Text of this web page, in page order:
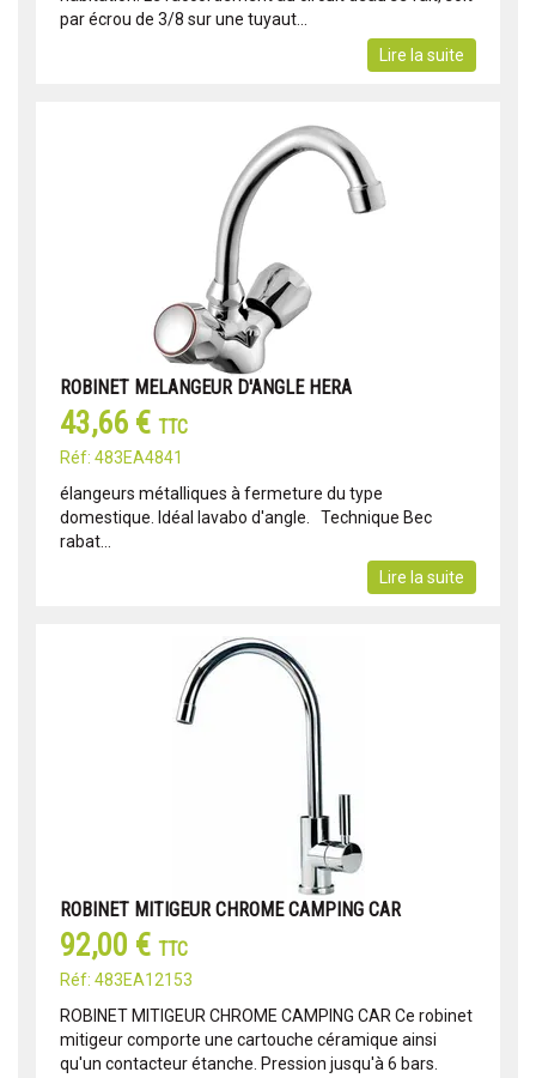
par écrou de 3/8 sur une tuyaut...
Lire la suite
ROBINET MELANGEUR D'ANGLE HERA
43,66 € TTC
Réf: 483EA4841
élangeurs métalliques à fermeture du type
domestique. Idéal lavabo d'angle. Technique Bec
rabat...
Lire la suite
ROBINET MITIGEUR CHROME CAMPING CAR
92,00 € TTC
Réf: 483EA12153
ROBINET MITIGEUR CHROME CAMPING CAR Ce robinet
mitigeur comporte une cartouche céramique ainsi
qu'un contacteur étanche. Pression jusqu'à 6 bars.